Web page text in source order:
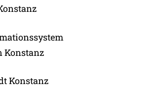
Konstanz
Konstanz